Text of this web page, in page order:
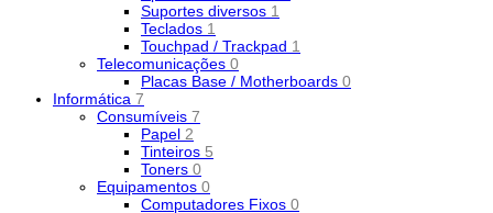
Suportes diversos 1
Teclados 1
Touchpad / Trackpad 1
Telecomunicações 0
Placas Base / Motherboards 0
Informática 7
Consumíveis 7
Papel 2
Tinteiros 5
Toners 0
Equipamentos 0
Computadores Fixos 0